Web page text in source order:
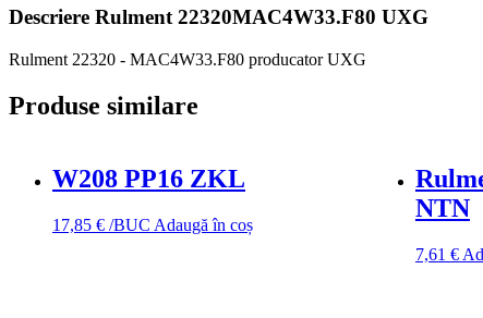
Descriere Rulment 22320MAC4W33.F80 UXG
Rulment 22320 - MAC4W33.F80 producator UXG
Produse similare
W208 PP16 ZKL
17,85 € /BUC Adaugă în coș
NTN
7,61 €